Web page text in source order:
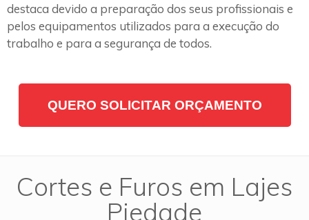
destaca devido a preparação dos seus profissionais e
pelos equipamentos utilizados para a execução do
trabalho e para a segurança de todos.
QUERO SOLICITAR ORÇAMENTO
Cortes e Furos em Lajes
Piedade